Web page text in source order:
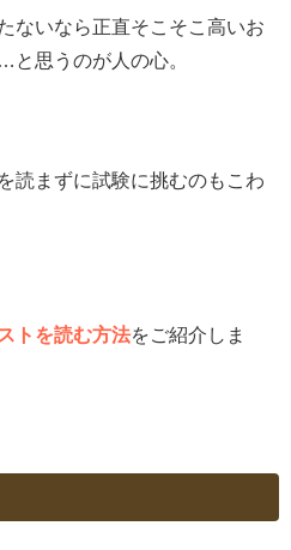
ないなら正直そこそこ高いお
思うのが人の心。
読まずに試験に挑むのもこわ
トを読む方法をご紹介しま